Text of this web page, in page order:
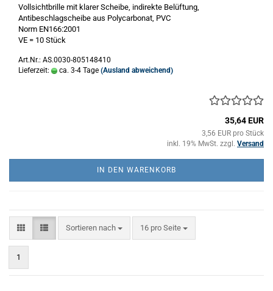
Vollsichtbrille mit klarer Scheibe, indirekte Belüftung,
Antibeschlagscheibe aus Polycarbonat, PVC
Norm EN166:2001
VE = 10 Stück
Art.Nr.: AS.0030-805148410
Lieferzeit:
ca. 3-4 Tage (Ausland abweichend)
35,64 EUR
3,56 EUR pro Stück
inkl. 19% MwSt. zzgl. Versand
IN DEN WARENKORB
Sortieren nach
Sortieren nach 16 pro Seite
pro Seite
1